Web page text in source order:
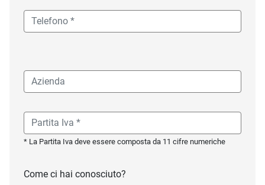
* La Partita Iva deve essere composta da 11 cifre numeriche
Come ci hai conosciuto?